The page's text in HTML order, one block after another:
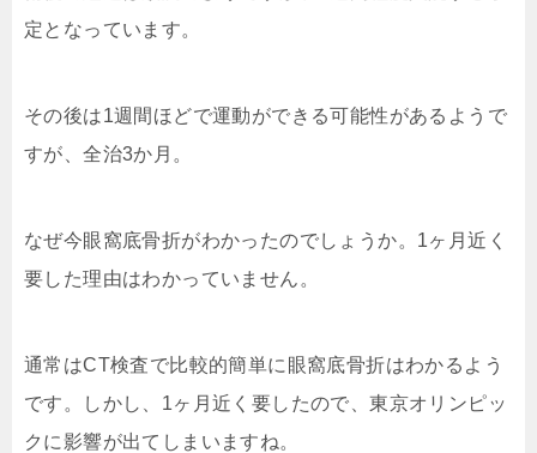
定となっています。
その後は1週間ほどで運動ができる可能性があるようで
すが、全治3か月。
なぜ今眼窩底骨折がわかったのでしょうか。1ヶ月近く
要した理由はわかっていません。
通常はCT検査で比較的簡単に眼窩底骨折はわかるよう
です。しかし、1ヶ月近く要したので、東京オリンピッ
クに影響が出てしまいますね。